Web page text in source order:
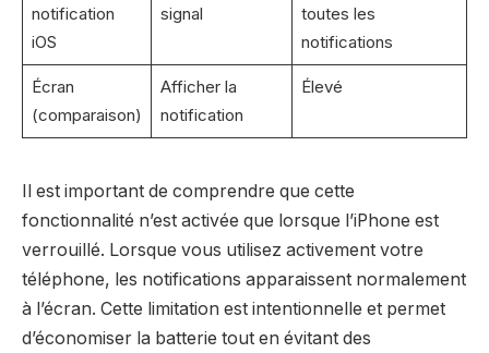
notification
iOS
signal
toutes les
notifications
Écran
(comparaison)
Afficher la
notification
Élevé
Il est important de comprendre que cette
fonctionnalité n’est activée que lorsque l’iPhone est
verrouillé. Lorsque vous utilisez activement votre
téléphone, les notifications apparaissent normalement
à l’écran. Cette limitation est intentionnelle et permet
d’économiser la batterie tout en évitant des